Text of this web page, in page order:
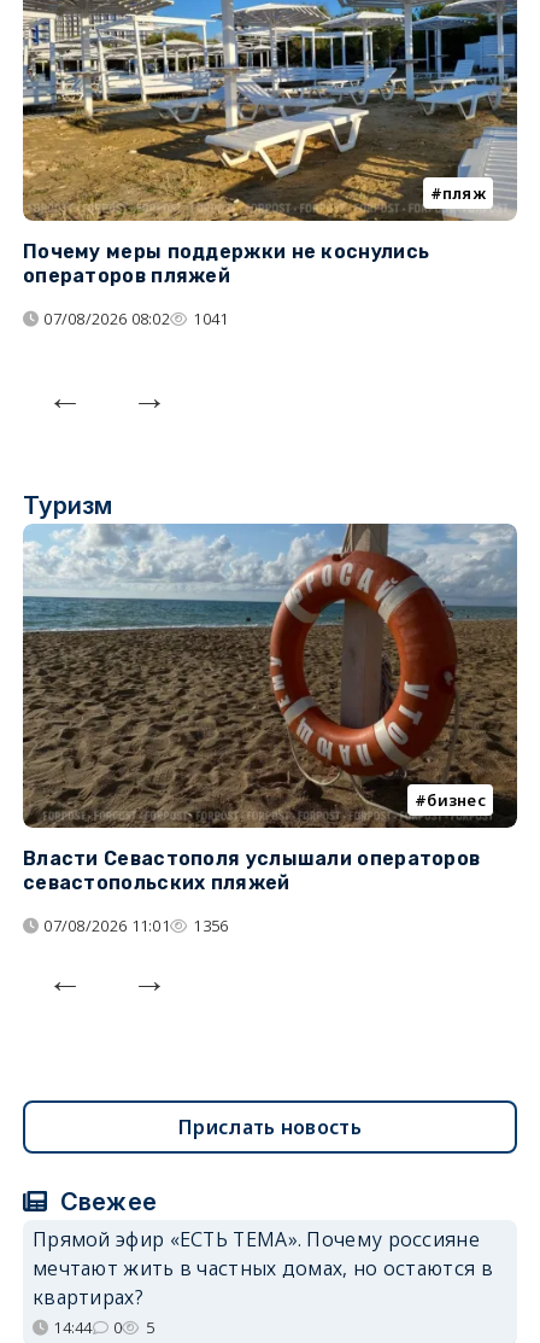
пляж
Почему меры поддержки не коснулись
операторов пляжей
07/08/2026 08:02 1041
Туризм
бизнес
Власти Севастополя услышали операторов
севастопольских пляжей
07/08/2026 11:01 1356
Прислать новость
Свежее
Прямой эфир «ЕСТЬ ТЕМА». Почему россияне
мечтают жить в частных домах, но остаются в
квартирах?
14:44 0 5